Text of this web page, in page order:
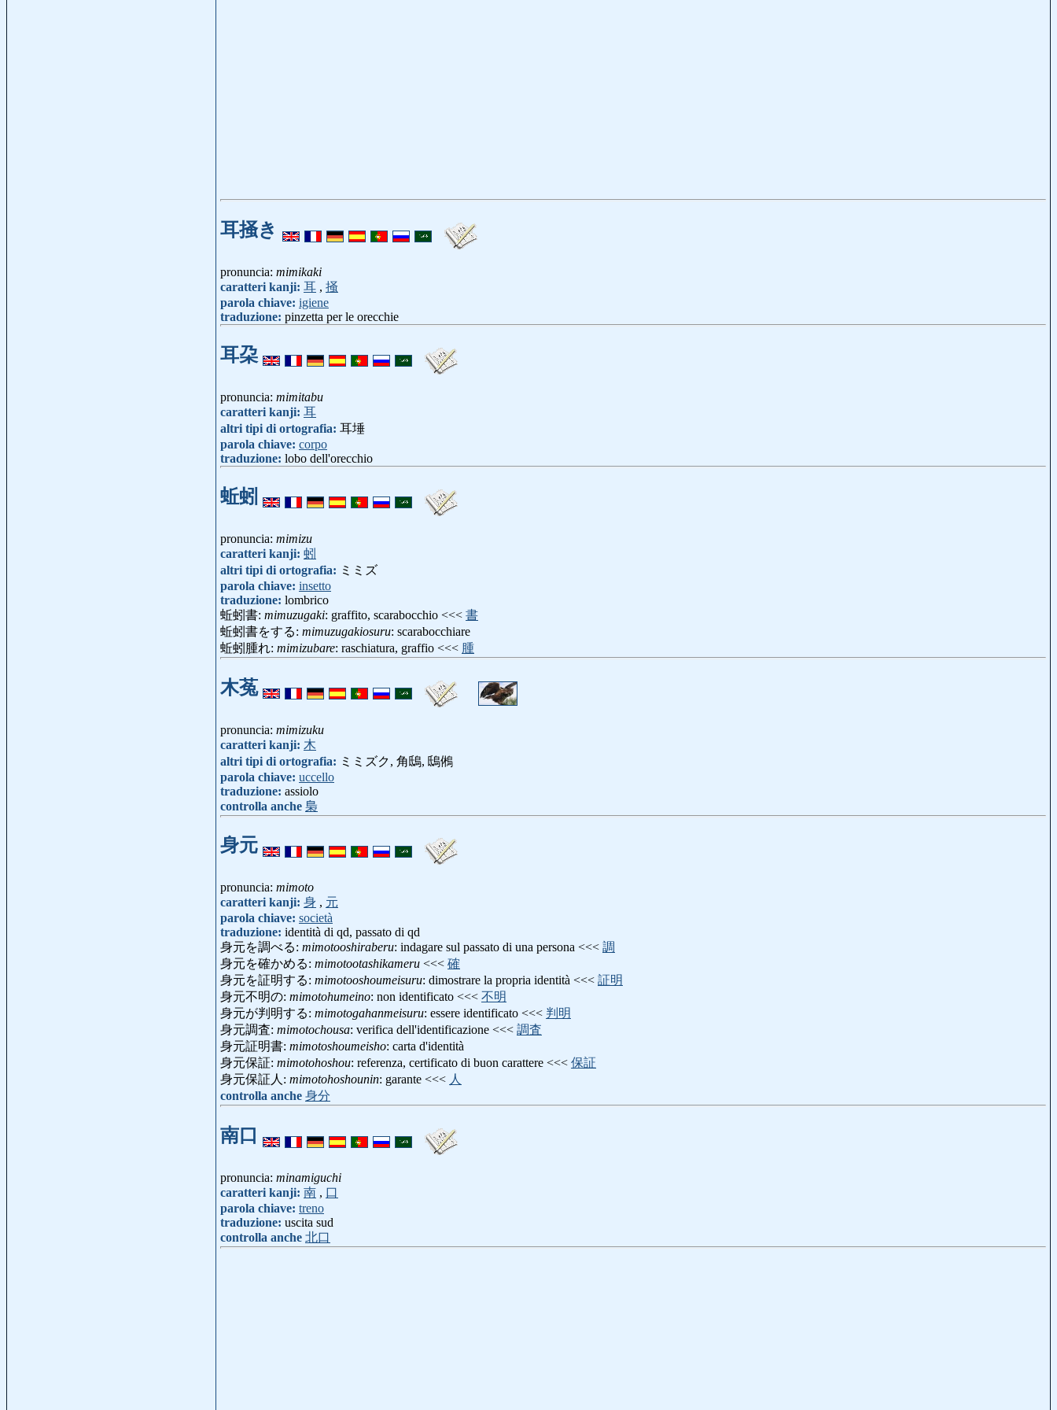
耳掻き
pronuncia: mimikaki
caratteri kanji: 耳 , 掻
parola chiave: igiene
traduzione: pinzetta per le orecchie
耳朶
pronuncia: mimitabu
caratteri kanji: 耳
altri tipi di ortografia: 耳埵
parola chiave: corpo
traduzione: lobo dell'orecchio
蚯蚓
pronuncia: mimizu
caratteri kanji: 蚓
altri tipi di ortografia: ミミズ
parola chiave: insetto
traduzione: lombrico
蚯蚓書: mimuzugaki: graffito, scarabocchio <<< 書
蚯蚓書をする: mimuzugakiosuru: scarabocchiare
蚯蚓腫れ: mimizubare: raschiatura, graffio <<< 腫
木菟
pronuncia: mimizuku
caratteri kanji: 木
altri tipi di ortografia: ミミズク, 角鴟, 鴟鵂
parola chiave: uccello
traduzione: assiolo
controlla anche 梟
身元
pronuncia: mimoto
caratteri kanji: 身 , 元
parola chiave: società
traduzione: identità di qd, passato di qd
身元を調べる: mimotooshiraberu: indagare sul passato di una persona <<< 調
身元を確かめる: mimotootashikameru <<< 確
身元を証明する: mimotooshoumeisuru: dimostrare la propria identità <<< 証明
身元不明の: mimotohumeino: non identificato <<< 不明
身元が判明する: mimotogahanmeisuru: essere identificato <<< 判明
身元調査: mimotochousa: verifica dell'identificazione <<< 調査
身元証明書: mimotoshoumeisho: carta d'identità
身元保証: mimotohoshou: referenza, certificato di buon carattere <<< 保証
身元保証人: mimotohoshounin: garante <<< 人
controlla anche 身分
南口
pronuncia: minamiguchi
caratteri kanji: 南 , 口
parola chiave: treno
traduzione: uscita sud
controlla anche 北口